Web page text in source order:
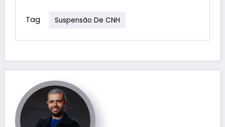
Tag Suspensão De CNH